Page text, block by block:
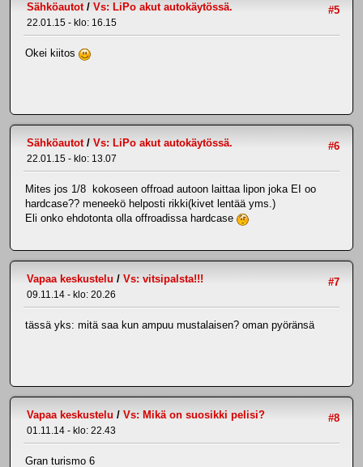
#5
Sähköautot/ Vs: LiPo akut autokäytössä.
22.01.15 - klo: 16.15
Okei kiitos
#6
Sähköautot/ Vs: LiPo akut autokäytössä.
22.01.15 - klo: 13.07
Mites jos 1/8 kokoseen offroad autoon laittaa lipon joka EI oo
hardcase?? meneekö helposti rikki(kivet lentää yms.)
Eli onko ehdotonta olla offroadissa hardcase
#7
Vapaa keskustelu / Vs: vitsipalsta!!!
09.11.14 - klo: 20.26
tässä yks: mitä saa kun ampuu mustalaisen? oman pyöränsä
#8
Vapaa keskustelu / Vs: Mikä on suosikki pelisi?
01.11.14 - klo: 22.43
Gran turismo 6